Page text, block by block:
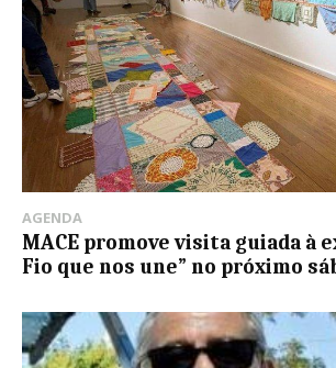
AGENDA
MACE promove visita guiada à
Fio que nos une” no próximo